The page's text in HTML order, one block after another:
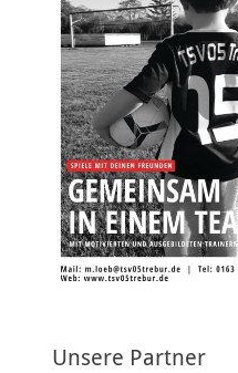
Unsere Partner